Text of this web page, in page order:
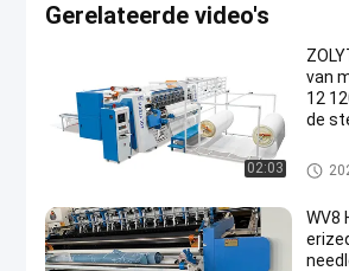
Gerelateerde video's
02:03
van
12
de
ne
WV8